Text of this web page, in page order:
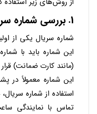
1. بررسی شماره
شماره سریال یکی از
این شماره باید با
(مانند کارت ضمانت)
این شماره معمولاً
استفاده از شماره